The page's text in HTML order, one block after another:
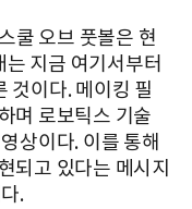
쿨 오브 풋볼은 현
지금 여기서부터
것이다. 메이킹 필
며 로보틱스 기술
상이다. 이를 통해
되고 있다는 메시지
.